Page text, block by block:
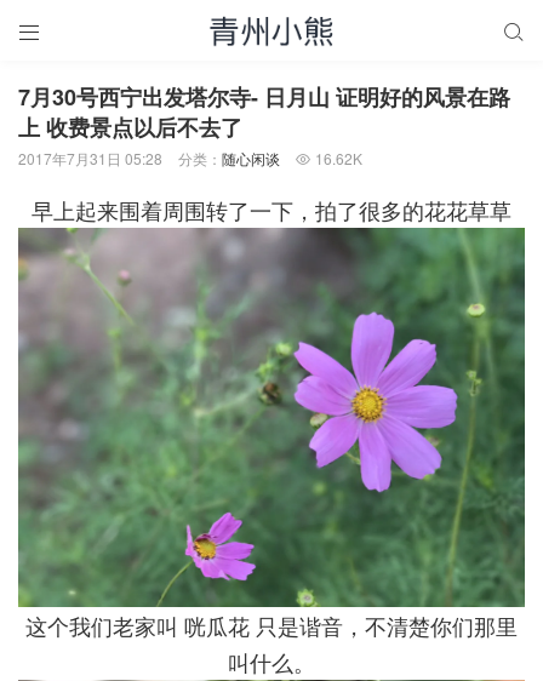
 
7月30号西宁出发塔尔寺- 日月山 证明好的风景在路
上 收费景点以后不去了
2017年7月31日 05:28 分类： 随心闲谈  16.62K
早上起来围着周围转了一下，拍了很多的花花草草
这个我们老家叫 咣瓜花 只是谐音，不清楚你们那里
叫什么。